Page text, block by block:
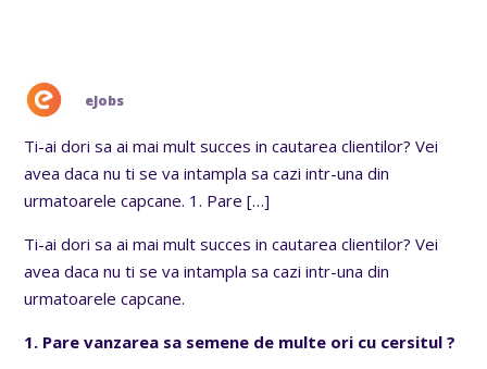
eJobs
Ti-ai dori sa ai mai mult succes in cautarea clientilor? Vei
avea daca nu ti se va intampla sa cazi intr-una din
urmatoarele capcane. 1. Pare […]
Ti-ai dori sa ai mai mult succes in cautarea clientilor? Vei
avea daca nu ti se va intampla sa cazi intr-una din
urmatoarele capcane.
1. Pare vanzarea sa semene de multe ori cu cersitul ?